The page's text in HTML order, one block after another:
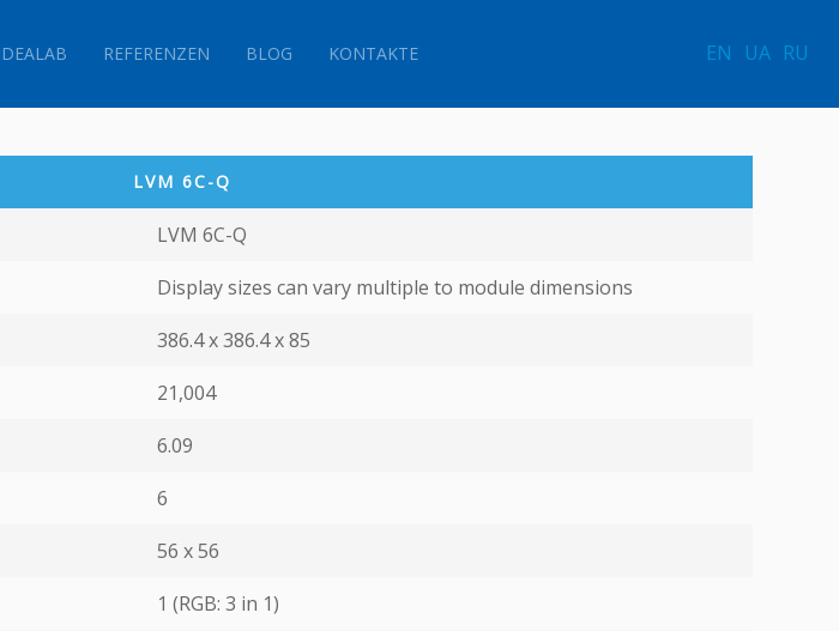
IDEALAB REFERENZEN BLOG KONTAKTE EN UA RU
LVM 6C-Q
LVM 6C-Q
Display sizes can vary multiple to module dimensions
386.4 x 386.4 х 85
21,004
6.09
6
56 х 56
1 (RGB: 3 in 1)